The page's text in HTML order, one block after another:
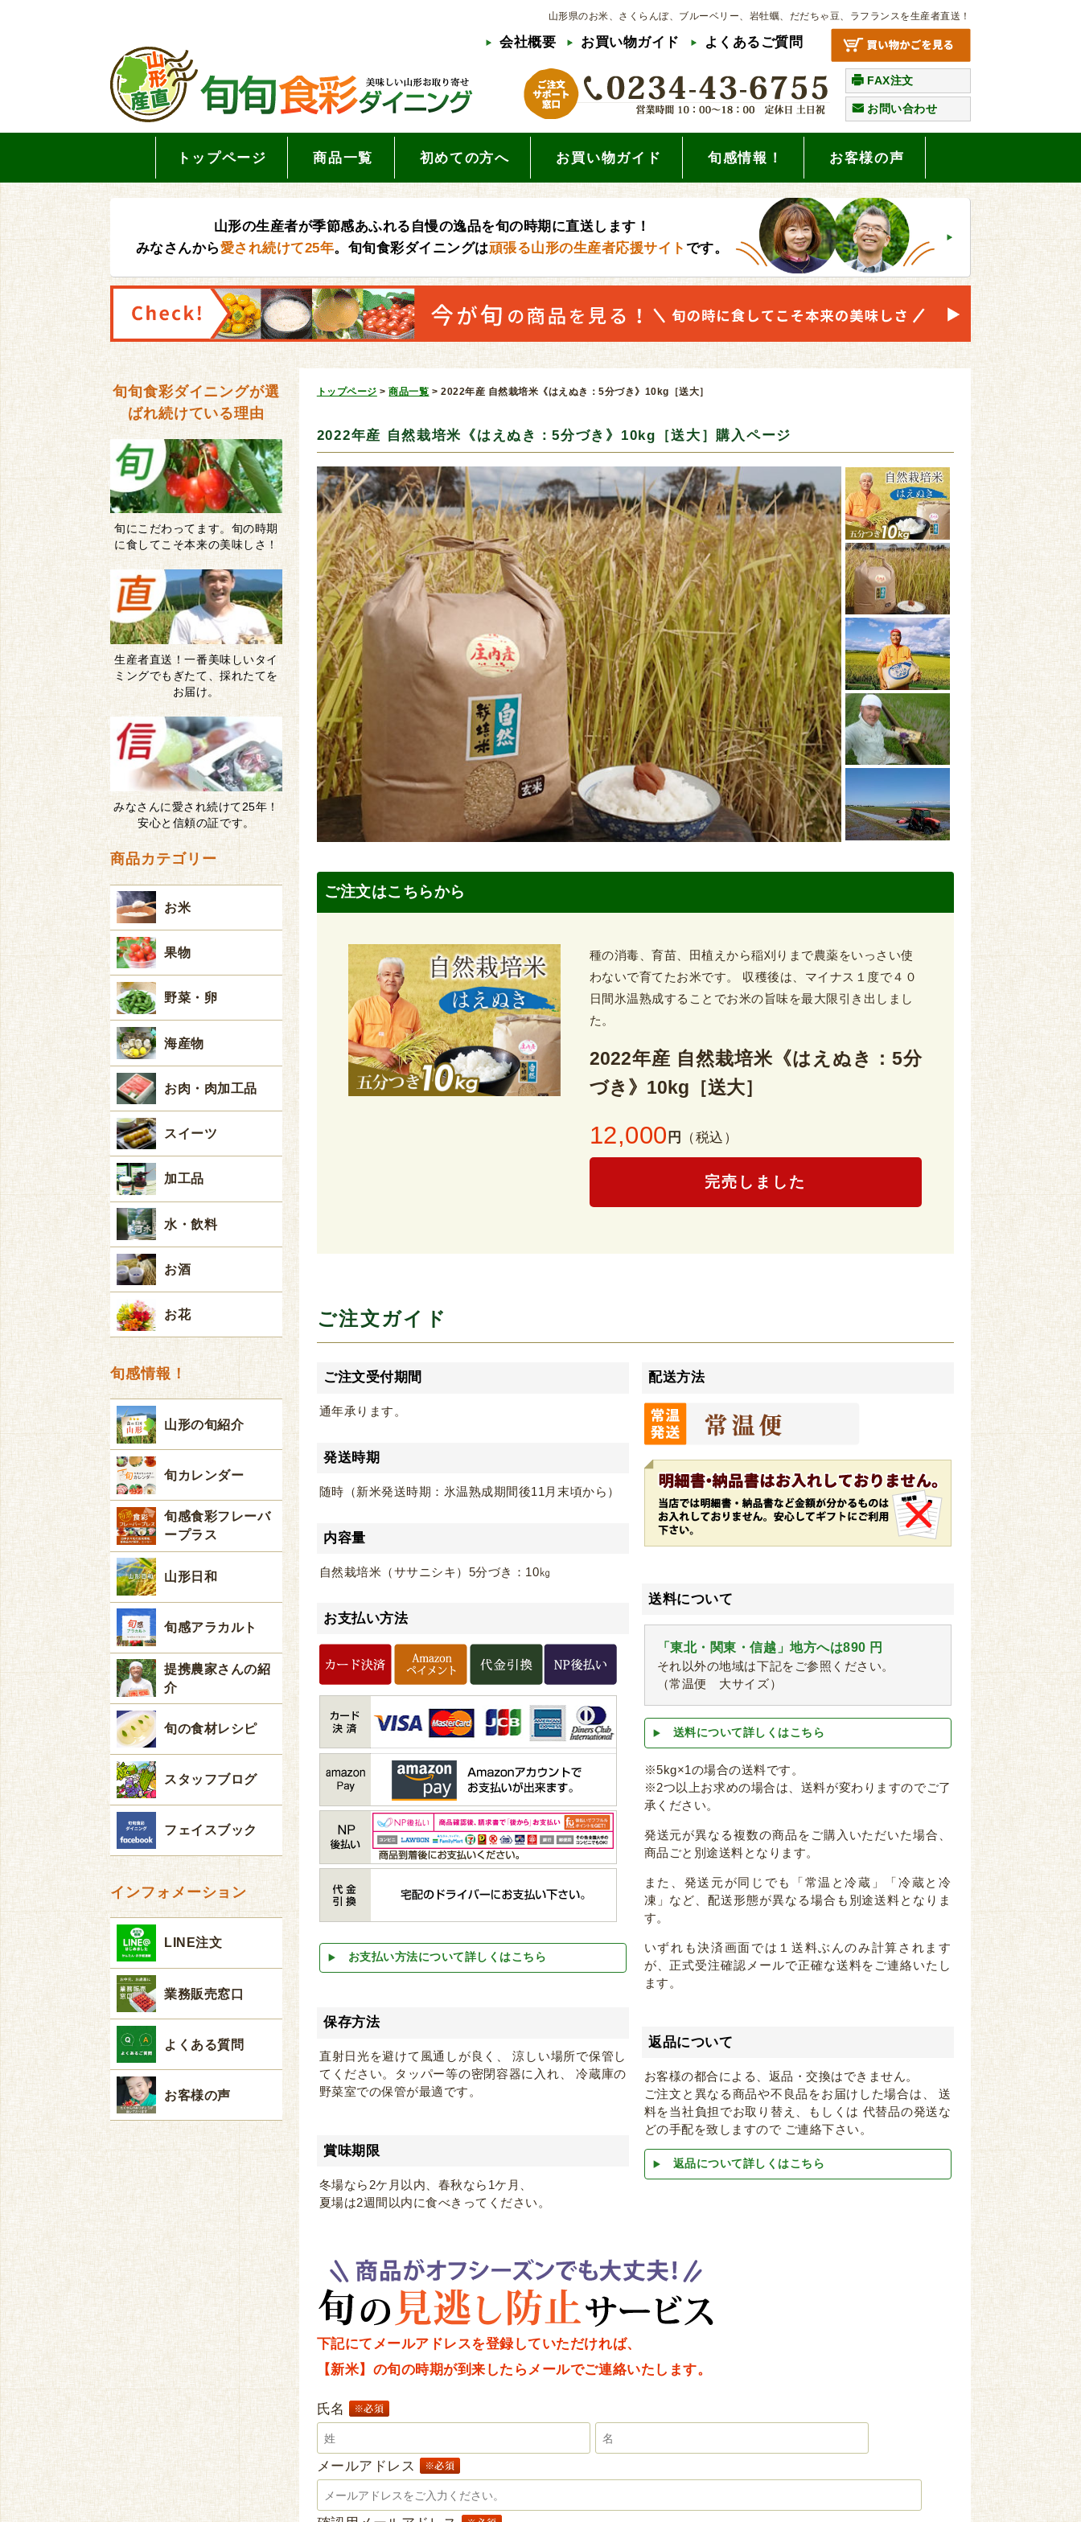
山形県のお米、さくらんぼ、ブルーベリー、岩牡蠣、だだちゃ豆、ラフランスを生産者直送！
会社概要 お買い物ガイド よくあるご質問
FAX注文
お問い合わせ
トップページ 商品一覧 初めての方へ お買い物ガイド 旬感情報！ お客様の声
山形の生産者が季節感あふれる自慢の逸品を旬の時期に直送します！
みなさんから愛され続けて25年。旬旬食彩ダイニングは頑張る山形の生産者応援サイト です。
トップページ >商品一覧 > 2022年産 自然栽培米《はえぬき：5分づき》10kg［送大］
2022年産 自然栽培米《はえぬき：5分づき》10kg［送大］購入ページ
ご注文はこちらから
種の消毒、育苗、田植えから稲刈りまで農薬をいっさい使
わないで育てたお米です。 収穫後は、マイナス１度で４０
日間氷温熟成することでお米の旨味を最大限引き出しまし
た。
2022年産 自然栽培米《はえぬき：5分
づき》10kg［送大］
12,000 円 （税込）
完売しました
ご注文ガイド
ご注文受付期間
通年承ります。
発送時期
随時（新米発送時期：氷温熟成期間後11月末頃から）
内容量
自然栽培米（ササニシキ）5分づき：10㎏
お支払い方法
お支払い方法について詳しくはこちら
保存方法
直射日光を避けて風通しが良く、 涼しい場所で保管し
てください。タッパー等の密閉容器に入れ、 冷蔵庫の
野菜室での保管が最適です。
賞味期限
冬場なら2ケ月以内、春秋なら1ケ月、
夏場は2週間以内に食べきってください。
配送方法
送料について
「東北・関東・信越」地方へは890 円
それ以外の地域は下記をご参照ください。
（常温便 大サイズ）
送料について詳しくはこちら
※5kg×1の場合の送料です。
※2つ以上お求めの場合は、送料が変わりますのでご了
承ください。
発送元が異なる複数の商品をご購入いただいた場合、
商品ごと別途送料となります。
また、発送元が同じでも「常温と冷蔵」「冷蔵と冷
凍」など、配送形態が異なる場合も別途送料となりま
す。
いずれも決済画面では１送料ぶんのみ計算されます
が、正式受注確認メールで正確な送料をご連絡いたし
ます。
返品について
お客様の都合による、返品・交換はできません。
ご注文と異なる商品や不良品をお届けした場合は、 送
料を当社負担でお取り替え、もしくは 代替品の発送な
どの手配を致しますので ご連絡下さい。
返品について詳しくはこちら
下記にてメールアドレスを登録していただければ、
【新米】の旬の時期が到来したらメールでご連絡いたします。
氏名
メールアドレス
旬旬食彩ダイニングが選
ばれ続けている理由
旬にこだわってます。旬の時期
に食してこそ本来の美味しさ！
生産者直送！一番美味しいタイ
ミングでもぎたて、採れたてを
お届け。
みなさんに愛され続けて25年！
安心と信頼の証です。
商品カテゴリー
お米
果物
野菜・卵
海産物
お肉・肉加工品
スイーツ
加工品
水・飲料
お酒
お花
旬感情報！
山形の旬紹介
旬カレンダー
旬感食彩フレーバ
ープラス
山形日和
旬感アラカルト
提携農家さんの紹
介
旬の食材レシピ
スタッフブログ
フェイスブック
インフォメーション
LINE注文
業務販売窓口
よくある質問
お客様の声